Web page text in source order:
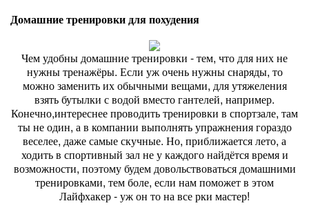
Домашние тренировки для похудения
Чем удобны домашние тренировки - тем, что для них не
нужны тренажёры. Если уж очень нужны снаряды, то
можно заменить их обычными вещами, для утяжеления
взять бутылки с водой вместо гантелей, например.
Конечно,интереснее проводить тренировки в спортзале, там
ты не один, а в компании выполнять упражнения гораздо
веселее, даже самые скучные. Но, приближается лето, а
ходить в спортивный зал не у каждого найдётся время и
возможности, поэтому будем довольствоваться домашними
тренировками, тем боле, если нам поможет в этом
Лайфхакер - уж он то на все рки мастер!